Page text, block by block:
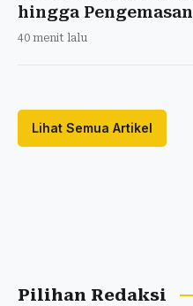
hingga Pengemasan
40 menit lalu
Lihat Semua Artikel
Pilihan Redaksi